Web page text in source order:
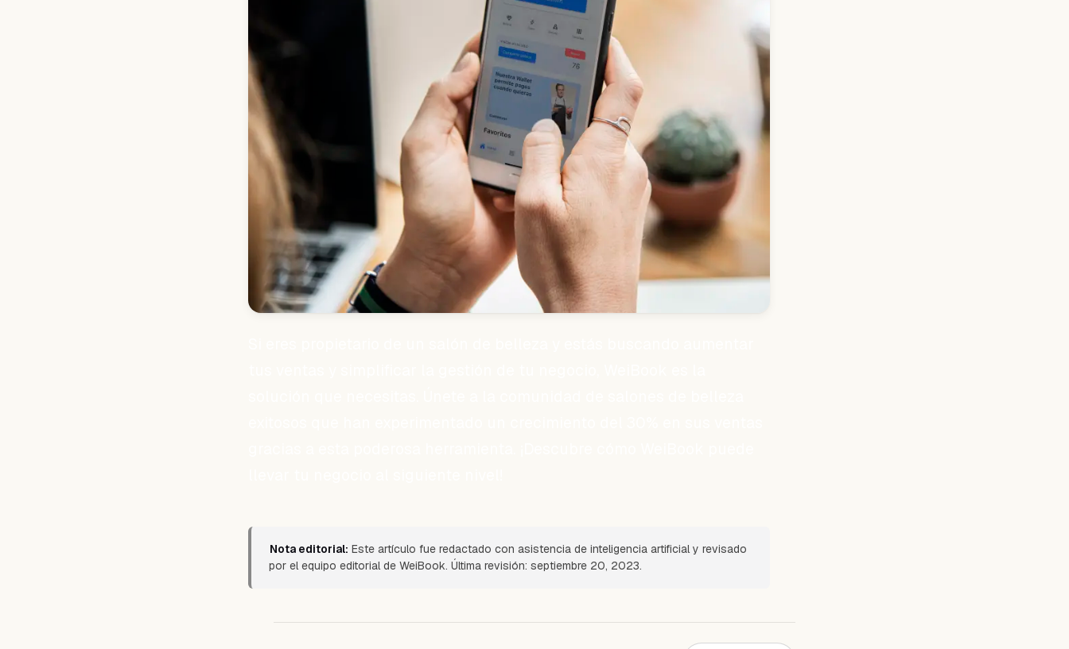
Nota editorial: Este artículo fue redactado con asistencia de inteligencia artificial y revisado
por el equipo editorial de WeiBook. Última revisión: septiembre 20, 2023.